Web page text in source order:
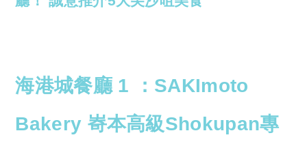
海港城餐廳 1 ： SAKImoto
Bakery 㟢本高級Shokupan專